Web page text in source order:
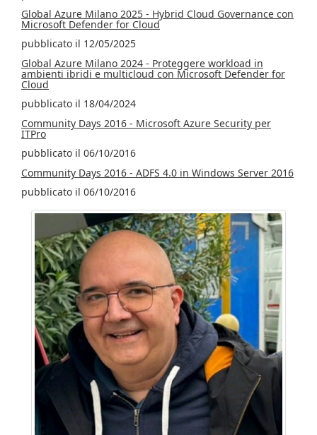
Global Azure Milano 2025 - Hybrid Cloud Governance con
Microsoft Defender for Cloud
pubblicato il 12/05/2025
Global Azure Milano 2024 - Proteggere workload in
ambienti ibridi e multicloud con Microsoft Defender for
Cloud
pubblicato il 18/04/2024
Community Days 2016 - Microsoft Azure Security per
ITPro
pubblicato il 06/10/2016
Community Days 2016 - ADFS 4.0 in Windows Server 2016
pubblicato il 06/10/2016